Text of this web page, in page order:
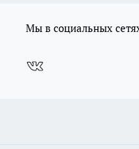
Мы в социальных